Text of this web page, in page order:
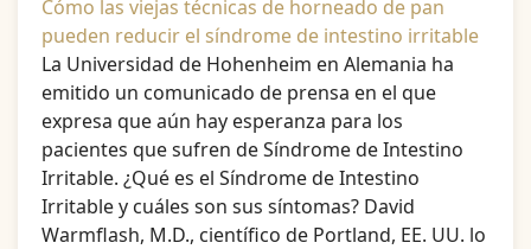
Cómo las viejas técnicas de horneado de pan
pueden reducir el síndrome de intestino irritable
La Universidad de Hohenheim en Alemania ha
emitido un comunicado de prensa en el que
expresa que aún hay esperanza para los
pacientes que sufren de Síndrome de Intestino
Irritable. ¿Qué es el Síndrome de Intestino
Irritable y cuáles son sus síntomas? David
Warmflash, M.D., científico de Portland, EE. UU. lo